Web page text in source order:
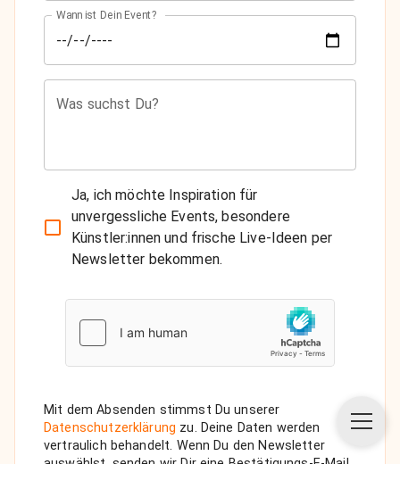
Wann ist Dein Event?
Was suchst Du?
Ja, ich möchte Inspiration für
unvergessliche Events, besondere
Künstler:innen und frische Live-Ideen per
Newsletter bekommen.
Mit dem Absenden stimmst Du unserer
Datenschutzerklärung zu. Deine Daten werden
vertraulich behandelt. Wenn Du den Newsletter
auswählst, senden wir Dir eine Bestätigungs-E-Mail.